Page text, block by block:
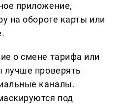
приложение,
на обороте карты или
о смене тарифа или
лучше проверять
каналы.
под